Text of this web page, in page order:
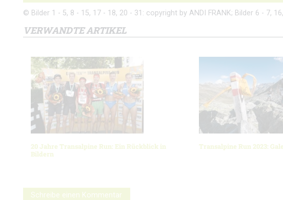
© Bilder 1 - 5, 8 - 15, 17 - 18, 20 - 31: copyright by ANDI FRANK; Bilder 6 - 7,
VERWANDTE ARTIKEL
20 Jahre Transalpine Run: Ein Rückblick in
Bildern
Transalpine Run 2023:
Schreibe einen Kommentar